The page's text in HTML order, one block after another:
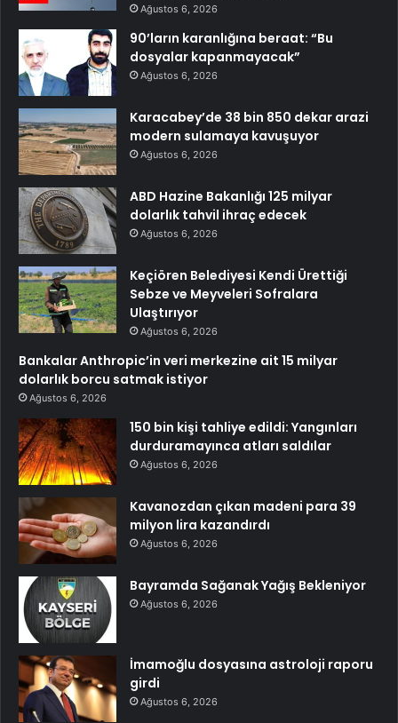
Ağustos 6, 2026
90’ların karanlığına beraat: “Bu
dosyalar kapanmayacak”
Ağustos 6, 2026
Karacabey’de 38 bin 850 dekar arazi
modern sulamaya kavuşuyor
Ağustos 6, 2026
ABD Hazine Bakanlığı 125 milyar
dolarlık tahvil ihraç edecek
Ağustos 6, 2026
Keçiören Belediyesi Kendi Ürettiği
Sebze ve Meyveleri Sofralara
Ulaştırıyor
Ağustos 6, 2026
Bankalar Anthropic’in veri merkezine ait 15 milyar
dolarlık borcu satmak istiyor
Ağustos 6, 2026
150 bin kişi tahliye edildi: Yangınları
durduramayınca atları saldılar
Ağustos 6, 2026
Kavanozdan çıkan madeni para 39
milyon lira kazandırdı
Ağustos 6, 2026
Bayramda Sağanak Yağış Bekleniyor
Ağustos 6, 2026
İmamoğlu dosyasına astroloji raporu
girdi
Ağustos 6, 2026